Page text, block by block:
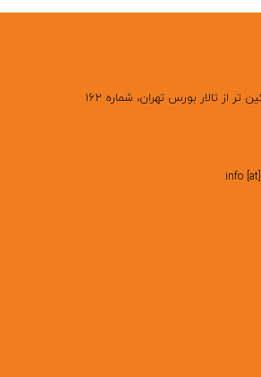
تر از تالار بورس تهران، شماره ۱۶۲
info